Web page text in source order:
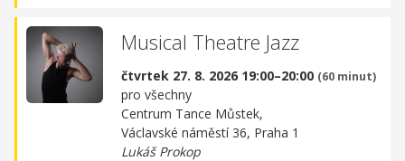
Musical Theatre Jazz
čtvrtek 27. 8. 2026 19:00–20:00 (60 minut)
pro všechny
Centrum Tance Můstek,
Václavské náměstí 36, Praha 1
Lukáš Prokop